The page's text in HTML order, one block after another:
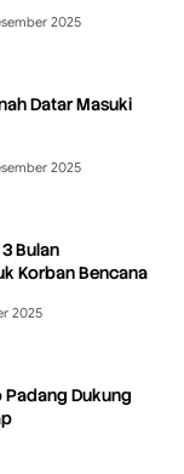
2025
Datar Masuki
2025
Bulan
Korban Bencana
2025
Padang Dukung